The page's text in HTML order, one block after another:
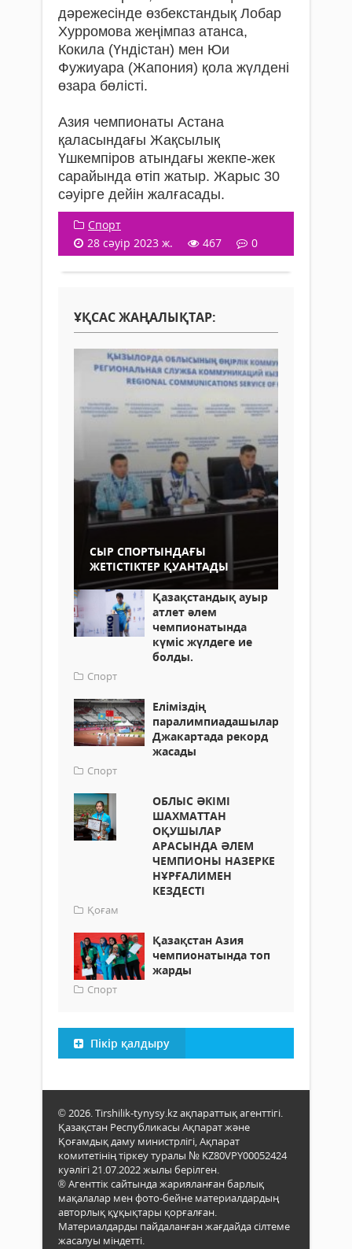
дәрежесінде өзбекстандық Лобар
Хурромова жеңімпаз атанса,
Кокила (Үндістан) мен Юи
Фужиуара (Жапония) қола жүлдені
өзара бөлісті.
Азия чемпионаты Астана
қаласындағы Жақсылық
Үшкемпіров атындағы жекпе-жек
сарайында өтіп жатыр. Жарыс 30
сәуірге дейін жалғасады.
Спорт
28 сәуір 2023 ж.
467 0
ҰҚСАС ЖАҢАЛЫҚТАР:
СЫР СПОРТЫНДАҒЫ
ЖЕТІСТІКТЕР ҚУАНТАДЫ
Қазақстандық ауыр
атлет әлем
чемпионатында
күміс жүлдеге ие
болды.
Спорт
Еліміздің
паралимпиадашылары
Джакартада рекорд
жасады
Спорт
ОБЛЫС ӘКІМІ
ШАХМАТТАН
ОҚУШЫЛАР
АРАСЫНДА ӘЛЕМ
ЧЕМПИОНЫ НАЗЕРКЕ
НҰРҒАЛИМЕН
КЕЗДЕСТІ
Қоғам
Қазақстан Азия
чемпионатында топ
жарды
Спорт
Пікір қалдыру
© 2026. Tirshilik-tynysy.kz ақпараттық агенттігі.
Қазақстан Республикасы Ақпарат және
Қоғамдық даму министрлігі, Ақпарат
комитетінің тіркеу туралы № KZ80VPY00052424
куәлігі 21.07.2022 жылы берілген.
® Агенттік сайтында жарияланған барлық
мақалалар мен фото-бейне материалдардың
авторлық құқықтары қорғалған.
Материалдарды пайдаланған жағдайда сілтеме
жасалуы міндетті.